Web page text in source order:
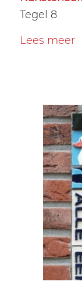
Tegel 8
Lees meer